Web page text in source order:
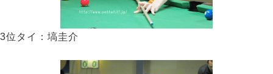
3位タイ：塙圭介